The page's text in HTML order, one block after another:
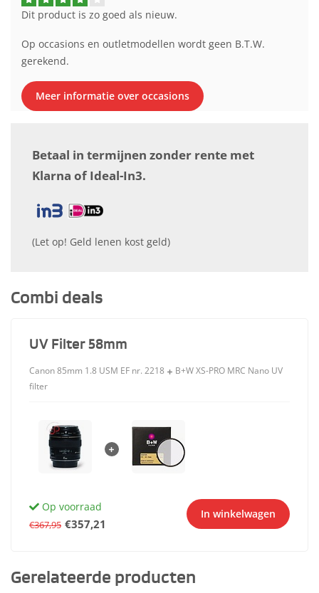
Dit product is zo goed als nieuw.
Op occasions en outletmodellen wordt geen B.T.W.
gerekend.
Meer informatie over occasions
Betaal in termijnen zonder rente met
Klarna of Ideal-In3.
(Let op! Geld lenen kost geld)
Combi deals
UV Filter 58mm
Canon 85mm 1.8 USM EF nr. 2218
B+W XS-PRO MRC Nano UV
filter
Op voorraad
€367,95 €357,21
In winkelwagen
Gerelateerde producten